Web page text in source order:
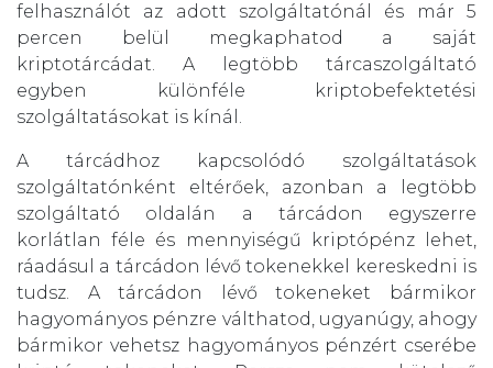
felhasználót az adott szolgáltatónál és már 5
percen belül megkaphatod a saját
kriptotárcádat. A legtöbb tárcaszolgáltató
egyben különféle kriptobefektetési
szolgáltatásokat is kínál.
A tárcádhoz kapcsolódó szolgáltatások
szolgáltatónként eltérőek, azonban a legtöbb
szolgáltató oldalán a tárcádon egyszerre
korlátlan féle és mennyiségű kriptópénz lehet,
ráadásul a tárcádon lévő tokenekkel kereskedni is
tudsz. A tárcádon lévő tokeneket bármikor
hagyományos pénzre válthatod, ugyanúgy, ahogy
bármikor vehetsz hagyományos pénzért cserébe